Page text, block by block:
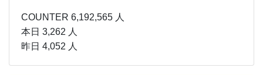
ろしくお願い致します。
７、８月行事予定表.pdf